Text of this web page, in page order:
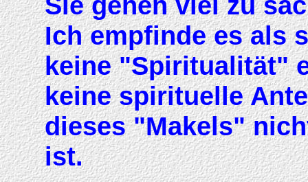
Ich empfinde es als
keine "Spiritualität"
keine spirituelle
dieses "Makels"
ist.